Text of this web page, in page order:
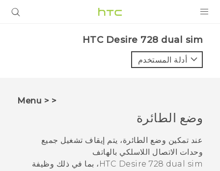
VIVE
VIVERSE
البرامج + التطبيقات
الدعم
HTC Desire 728 dual sim‎
أدلة المستخدم
< < Menu
وضع الطائرة
عند تمكين وضع الطائرة، يتم إيقاف تشغيل جميع
وحدات الاتصال اللاسلكي بالهاتف
HTC Desire 728 dual sim ، بما في ذلك وظيفة